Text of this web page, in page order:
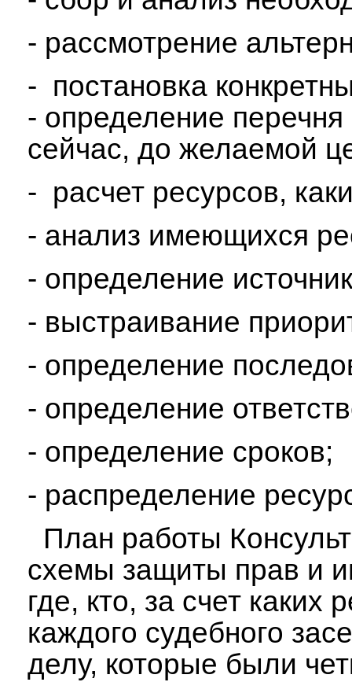
- рассмотрение
- постановка
- определение
сейчас, до желаемой
- расчет ресурсов,
- анализ имеющихся
- определение
- выстраивание
- определение
- определение
- определение сроков;
- распределение
План работы
схемы защиты прав и
где, кто, за счет
каждого судебного
делу, ко­торые были